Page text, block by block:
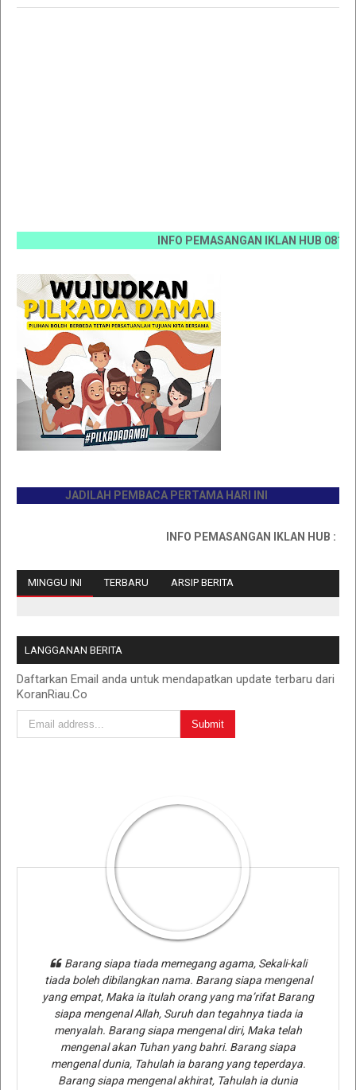
INFO PEMASANGAN IKLAN HUB 0812
JADILAH PEMBACA PERTAMA HARI INI
INFO PEMASANGAN IKLAN HUB :
MINGGU INI TERBARU ARSIP BERITA
LANGGANAN BERITA
Daftarkan Email anda untuk mendapatkan update terbaru dari
KoranRiau.Co
Barang siapa tiada memegang agama, Sekali-kali
tiada boleh dibilangkan nama. Barang siapa mengenal
yang empat, Maka ia itulah orang yang ma’rifat Barang
siapa mengenal Allah, Suruh dan tegahnya tiada ia
menyalah. Barang siapa mengenal diri, Maka telah
mengenal akan Tuhan yang bahri. Barang siapa
mengenal dunia, Tahulah ia barang yang teperdaya.
Barang siapa mengenal akhirat, Tahulah ia dunia